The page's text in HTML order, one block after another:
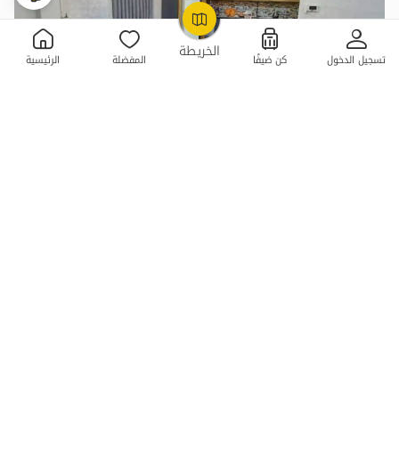
الخريطة تسجيل الدخول كن ضيفًا المفضلة الرئيسية
OpenStreetMap